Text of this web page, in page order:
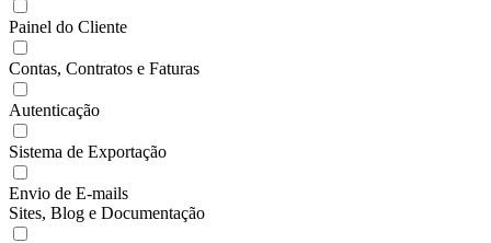
Painel do Cliente
Contas, Contratos e Faturas
Autenticação
Sistema de Exportação
Envio de E-mails
Sites, Blog e Documentação